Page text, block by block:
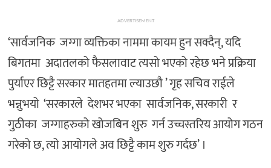
ADVERTISEMENT
‘सार्वजनिक जग्गा व्यक्तिका नाममा कायम हुन सक्दैन्, यदि
बिगतमा अदातलको फैसलावाट त्यसो भएको रहेछ भने प्रक्रिया
पुर्याएर छिट्टै सरकार मातहतमा ल्याउछौ ’ गृह सचिव राईले
भन्नुभयो ‘सरकारले देशभर भएका सार्वजनिक, सरकारी र
गुठीका जग्गाहरुको खोजबिन शुरु गर्न उच्चस्तरिय आयोग गठन
गरेको छ, त्यो आयोगले अव छिट्टै काम शुरु गर्दछ’ ।